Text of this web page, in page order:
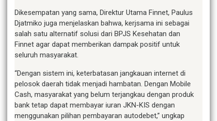
Dikesempatan yang sama, Direktur Utama Finnet, Paulus
Djatmiko juga menjelaskan bahwa, kerjsama ini sebagai
salah satu alternatif solusi dari BPJS Kesehatan dan
Finnet agar dapat memberikan dampak positif untuk
seluruh masyarakat.
“Dengan sistem ini, keterbatasan jangkauan internet di
pelosok daerah tidak menjadi hambatan. Dengan Mobile
Cash, masyarakat yang belum terjangkau dengan produk
bank tetap dapat membayar iuran JKN-KIS dengan
menggunakan pilihan pembayaran autodebet,” ungkap